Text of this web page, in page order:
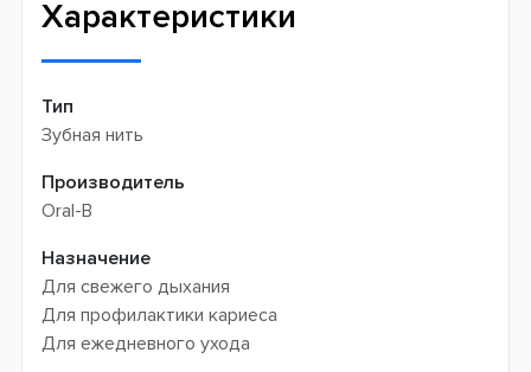
Характеристики
Тип
Зубная нить
Производитель
Oral-B
Назначение
Для свежего дыхания
Для профилактики кариеса
Для ежедневного ухода